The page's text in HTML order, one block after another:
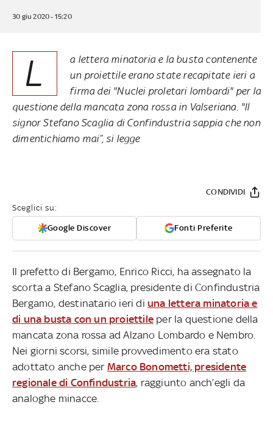
30 giu 2020 - 15:20
L
a lettera minatoria e la busta contenente
un proiettile erano state recapitate ieri a
firma dei "Nuclei proletari lombardi" per la
questione della mancata zona rossa in Valseriana. "Il
signor Stefano Scaglia di Confindustria sappia che non
dimentichiamo mai”, si legge
Sceglici su:
Google Discover Fonti Preferite
CONDIVIDI
Il prefetto di Bergamo, Enrico Ricci, ha assegnato la
scorta a Stefano Scaglia, presidente di Confindustria
Bergamo, destinatario ieri di una lettera minatoria e
di una busta con un proiettile per la questione della
mancata zona rossa ad Alzano Lombardo e Nembro.
Nei giorni scorsi, simile provvedimento era stato
adottato anche per Marco Bonometti, presidente
regionale di Confindustria, raggiunto anch’egli da
analoghe minacce.